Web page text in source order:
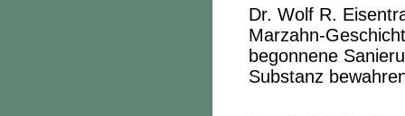
Dr. Wolf R.
Marzahn-
begonnene
Substanz